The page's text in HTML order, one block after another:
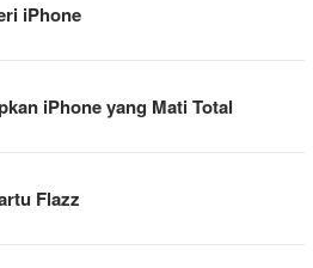
iPhone
iPhone yang Mati Total
Flazz